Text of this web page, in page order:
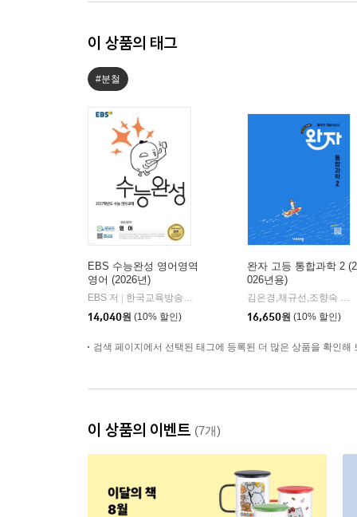
이 상품의 태그
#분철
EBS 수능완성 영어영역
영어 (2026년)
EBS 저
한국교육방송공사
14,040원 (10% 할인)
완자 고등 통합과학 2 (2
026년용)
김은경,채규선,조향숙 등저
16,650원 (10% 할인)
검색 페이지에서 선택된 태그에 등록된 더 많은 상품을 확인해
이 상품의 이벤트 (7개)